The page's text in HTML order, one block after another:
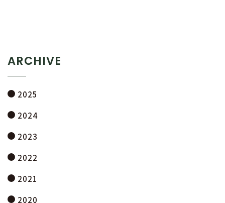
ARCHIVE
2025
2024
2023
2022
2021
2020